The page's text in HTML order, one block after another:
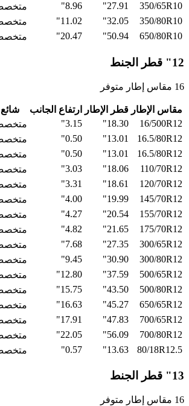
350/65R10
27.91"
8.96"
350/80R10
32.05"
11.02"
650/80R10
50.94"
20.47"
12" قطر الجنط
16 مقاس إطار متوفر
مقاس الإطار قطر الإطار ارتفاع الجانب شائع
16/500R12
18.30"
3.15"
16.5/80R12
13.01"
0.50"
16.5/80R12
13.01"
0.50"
110/70R12
18.06"
3.03"
120/70R12
18.61"
3.31"
145/70R12
19.99"
4.00"
155/70R12
20.54"
4.27"
175/70R12
21.65"
4.82"
300/65R12
27.35"
7.68"
300/80R12
30.90"
9.45"
500/65R12
37.59"
12.80"
500/80R12
43.50"
15.75"
650/65R12
45.27"
16.63"
700/65R12
47.83"
17.91"
700/80R12
56.09"
22.05"
80/18R12.5
13.63"
0.57"
13" قطر الجنط
16 مقاس إطار متوفر